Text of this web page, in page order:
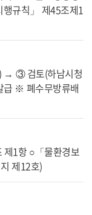
규칙」 제45조제1
→ ③ 검토(하남시청
※ 폐수무방류배
제1항 ○「물환경보
제12호)